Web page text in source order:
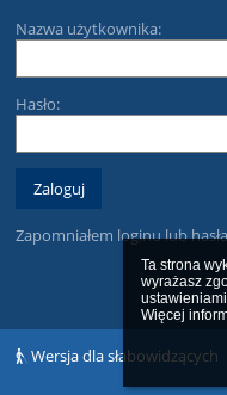
Ta strona
wyrażasz
Więcej
Nazwa użytkownika:
Hasło:
Zapomniałem loginu lub
Wersja dla słabowidzących